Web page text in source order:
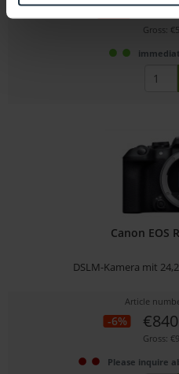
Gross:
Canon EOS
DSLM-Kamera mit
Article
-6%
Gross:
Please inquire